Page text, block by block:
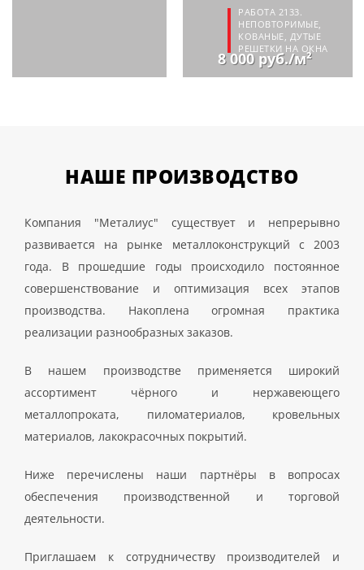
РАБОТА 2133.
НЕПОВТОРИМЫЕ,
КОВАНЫЕ, ДУТЫЕ
РЕШЕТКИ НА ОКНА
8 000 руб./м²
НАШЕ ПРОИЗВОДСТВО
Компания "Металиус" существует и непрерывно
развивается на рынке металлоконструкций с 2003
года. В прошедшие годы происходило постоянное
совершенствование и оптимизация всех этапов
производства. Накоплена огромная практика
реализации разнообразных заказов.
В нашем производстве применяется широкий
ассортимент чёрного и нержавеющего
металлопроката, пиломатериалов, кровельных
материалов, лакокрасочных покрытий.
Ниже перечислены наши партнёры в вопросах
обеспечения производственной и торговой
деятельности.
Приглашаем к сотрудничеству производителей и